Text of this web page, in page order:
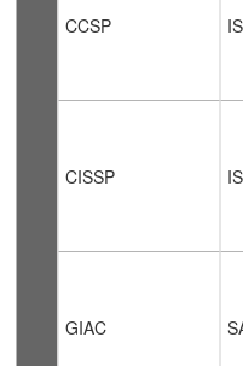
CCSP
CISSP
GIAC